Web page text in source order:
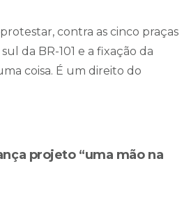
contra as cinco praças
da BR-101 e a fixação da
coisa. É um direito do
projeto “uma mão na